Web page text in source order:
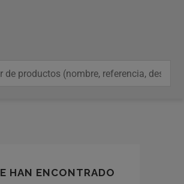
HAN ENCONTRADO